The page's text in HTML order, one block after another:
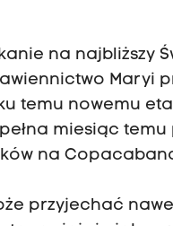
na najbliższy
Maryi
temu nowemu
miesiąc temu
na
przyjechać